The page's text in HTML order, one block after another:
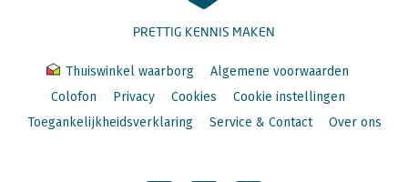
PRETTIG KENNIS MAKEN
Thuiswinkel waarborg
Algemene voorwaarden
Colofon
Privacy Cookies
Cookie instellingen
Toegankelijkheidsverklaring
Service & Contact Over ons